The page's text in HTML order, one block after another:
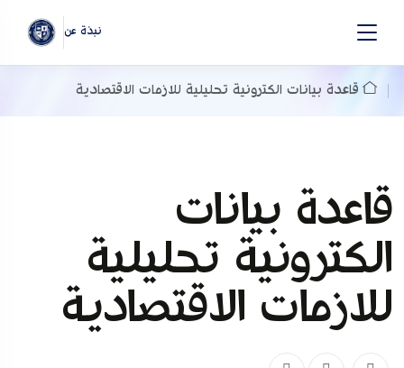
نبذة عن
قاعدة بيانات الكترونية تحليلية للازمات الاقتصادية
قاعدة بيانات
الكترونية تحليلية
للازمات الاقتصادية